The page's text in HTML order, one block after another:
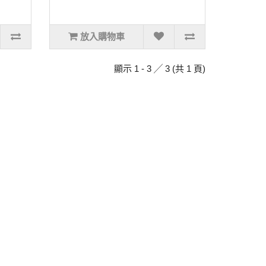
放入購物車
顯示 1 - 3 ╱ 3 (共 1 頁)